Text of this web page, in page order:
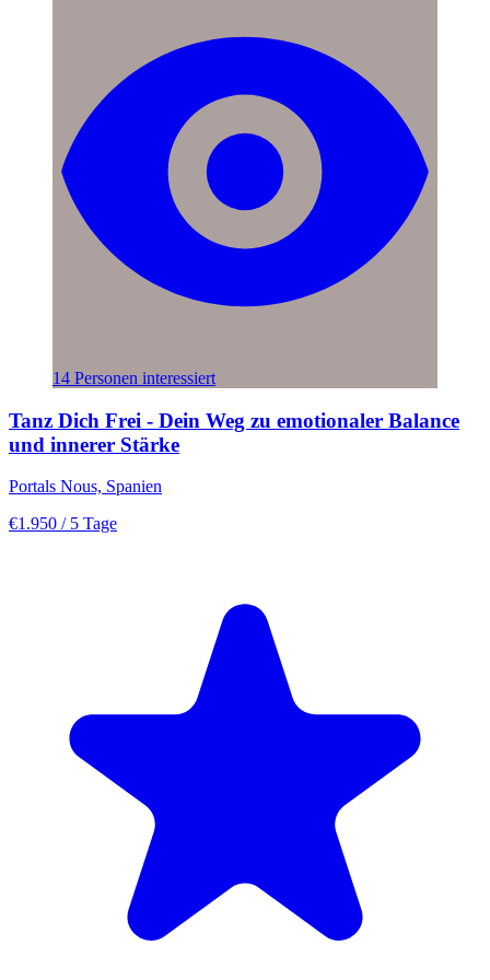
14 Personen interessiert
Tanz Dich Frei - Dein Weg zu emotionaler Balance
und innerer Stärke
Portals Nous, Spanien
€1.950 / 5 Tage